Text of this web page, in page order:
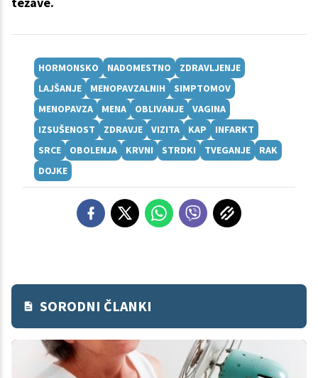
HORMONSKO NADOMESTNO
ZDRAVLJENJE
LAJŠANJE
MENOPAVZALNIH
SIMPTOMOV
MENOPAVZA
MENA OBLIVANJE
VAGINA
IZSUŠENOST
ZDRAVJE VIZITA KAP
INFARKT
SRCE
OBOLENJA KRVNI STRDKI TVEGANJE
RAK
DOJKE
SORODNI ČLANKI